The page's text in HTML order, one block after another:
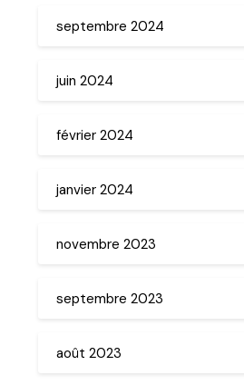
septembre 2024
juin 2024
février 2024
janvier 2024
novembre 2023
septembre 2023
août 2023